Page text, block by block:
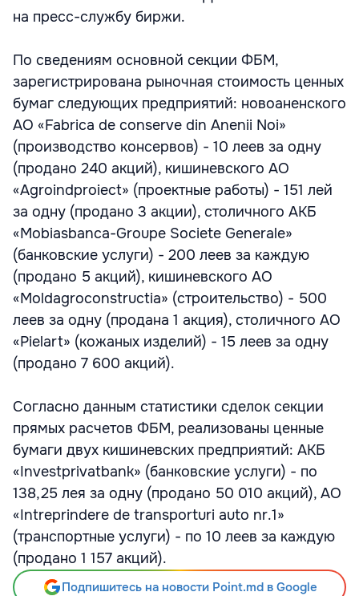
на пресс-службу биржи.
По сведениям основной секции ФБМ,
зарегистрирована рыночная стоимость ценных
бумаг следующих предприятий: новоаненского
АО «Fabrica de conserve din Anenii Noi»
(производство консервов) - 10 леев за одну
(продано 240 акций), кишиневского АО
«Agroindproiect» (проектные работы) - 151 лей
за одну (продано 3 акции), столичного АКБ
«Mobiasbanca-Groupe Societe Generale»
(банковские услуги) - 200 леев за каждую
(продано 5 акций), кишиневского АО
«Moldagroconstructia» (строительство) - 500
леев за одну (продана 1 акция), столичного АО
«Pielart» (кожаных изделий) - 15 леев за одну
(продано 7 600 акций).
Согласно данным статистики сделок секции
прямых расчетов ФБМ, реализованы ценные
бумаги двух кишиневских предприятий: АКБ
«Investprivatbank» (банковские услуги) - по
138,25 лея за одну (продано 50 010 акций), АО
«Intreprindere de transporturi auto nr.1»
(транспортные услуги) - по 10 леев за каждую
(продано 1 157 акций).
Подпишитесь на новости Point.md в Google